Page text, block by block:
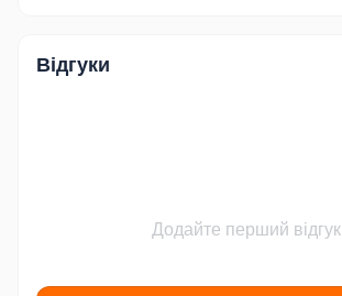
Відгуки
Додайте перший відгук